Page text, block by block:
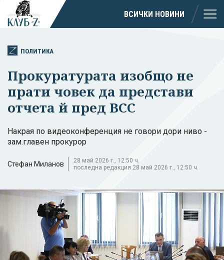
ВСИЧКИ НОВИНИ
ПОЛИТИКА
Прокуратурата изобщо не
прати човек да представи
отчета й пред ВСС
Накрая по видеоконференция не говори дори ниво -
зам.главен прокурор
Стефан Миланов
28 май 2026 г., 12:50 ч.
последна редакция 28 май 2026 г., 12:50 ч.